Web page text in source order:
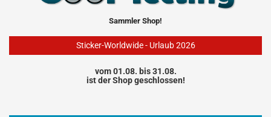
Sammler Shop!
Sticker-Worldwide - Urlaub 2026
vom 01.08. bis 31.08.
ist der Shop geschlossen!